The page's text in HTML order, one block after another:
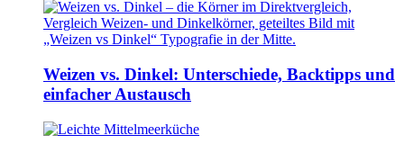
Weizen vs. Dinkel: Unterschiede, Backtipps und
einfacher Austausch